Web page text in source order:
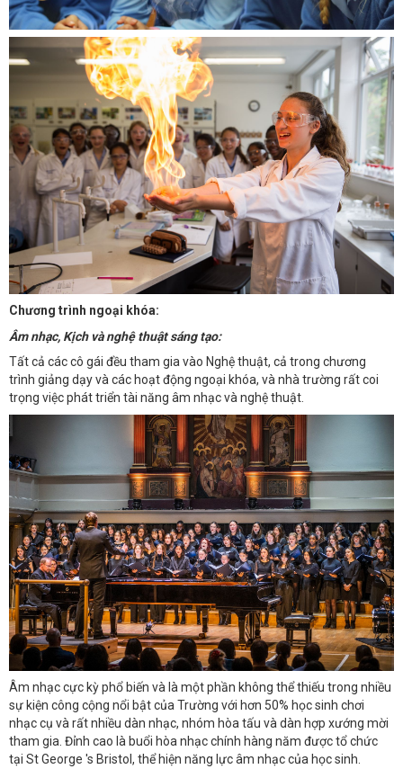
Chương trình ngoại khóa:
Âm nhạc, Kịch và nghệ thuật sáng tạo:
Tất cả các cô gái đều tham gia vào Nghệ thuật, cả trong chương
trình giảng dạy và các hoạt động ngoại khóa, và nhà trường rất coi
trọng việc phát triển tài năng âm nhạc và nghệ thuật.
Âm nhạc cực kỳ phổ biến và là một phần không thể thiếu trong nhiều
sự kiện công cộng nổi bật của Trường với hơn 50% học sinh chơi
nhạc cụ và rất nhiều dàn nhạc, nhóm hòa tấu và dàn hợp xướng mời
tham gia. Đỉnh cao là buổi hòa nhạc chính hàng năm được tổ chức
tại St George 's Bristol, thể hiện năng lực âm nhạc của học sinh.